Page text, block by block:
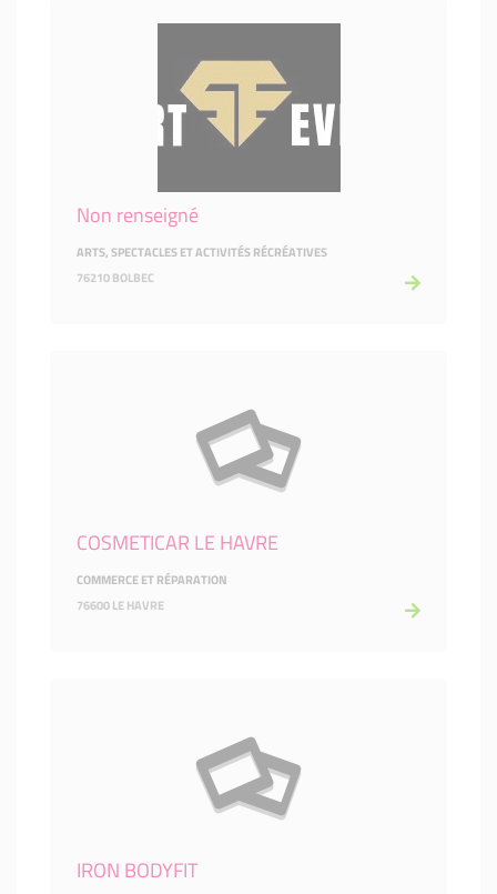
Non renseigné
ARTS, SPECTACLES ET ACTIVITÉS RÉCRÉATIVES
76210 BOLBEC
COSMETICAR LE HAVRE
COMMERCE ET RÉPARATION
76600 LE HAVRE
IRON BODYFIT